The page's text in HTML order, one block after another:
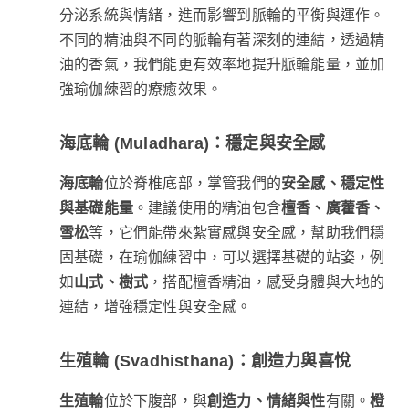
分泌系統與情緒，進而影響到脈輪的平衡與運作。
不同的精油與不同的脈輪有著深刻的連結，透過精
油的香氣，我們能更有效率地提升脈輪能量，並加
強瑜伽練習的療癒效果。
海底輪 (Muladhara)：穩定與安全感
海底輪位於脊椎底部，掌管我們的安全感、穩定性
與基礎能量 。建議使用的精油包含檀香、廣藿香、
雪松等，它們能帶來紮實感與安全感，幫助我們穩
固基礎，在瑜伽練習中，可以選擇基礎的站姿，例
如山式、樹式 ，搭配檀香精油，感受身體與大地的
連結，增強穩定性與安全感。
生殖輪 (Svadhisthana)：創造力與喜悅
生殖輪位於下腹部，與創造力、情緒與性有關。橙